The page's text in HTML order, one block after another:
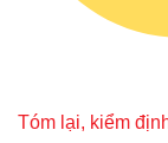
Tóm lại, kiểm